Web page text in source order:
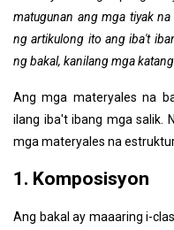
matugunan ang mga tiyak
ng artikulong ito ang iba't
ng bakal, kanilang mga
Ang mga materyales na
ilang iba't ibang mga salik.
mga materyales na
1. Komposisyon
Ang bakal ay maaaring i-